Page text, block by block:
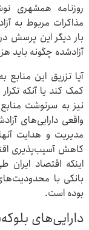
روزنامه همشهری
مذاکرات مربوط به
بار دیگر این پرسش
آزادشده چگونه باید
آیا تزریق این منابع
کمک کند یا آنکه
نیز به سرنوشت
واقعی دارایی‌های
مدیریت و هدایت
کاهش آسیب‌پذیری
اینکه اقتصاد
بانکی با
بوده است.
دارایی‌های